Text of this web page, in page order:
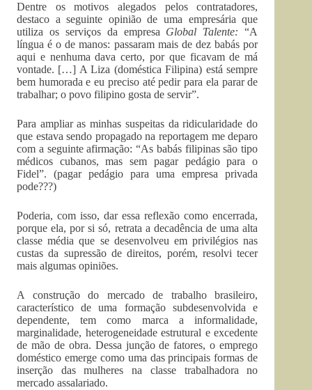
Dentre os motivos alegados pelos contratadores,
destaco a seguinte opinião de uma empresária que
utiliza os serviços da empresa Global Talente: “A
língua é o de manos: passaram mais de dez babás por
aqui e nenhuma dava certo, por que ficavam de má
vontade. […] A Liza (doméstica Filipina) está sempre
bem humorada e eu preciso até pedir para ela parar de
trabalhar; o povo filipino gosta de servir”.
Para ampliar as minhas suspeitas da ridicularidade do
que estava sendo propagado na reportagem me deparo
com a seguinte afirmação: “As babás filipinas são tipo
médicos cubanos, mas sem pagar pedágio para o
Fidel”. (pagar pedágio para uma empresa privada
pode???)
Poderia, com isso, dar essa reflexão como encerrada,
porque ela, por si só, retrata a decadência de uma alta
classe média que se desenvolveu em privilégios nas
custas da supressão de direitos, porém, resolvi tecer
mais algumas opiniões.
A construção do mercado de trabalho brasileiro,
característico de uma formação subdesenvolvida e
dependente, tem como marca a informalidade,
marginalidade, heterogeneidade estrutural e excedente
de mão de obra. Dessa junção de fatores, o emprego
doméstico emerge como uma das principais formas de
inserção das mulheres na classe trabalhadora no
mercado assalariado.